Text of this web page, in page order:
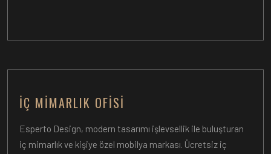
İÇ MIMARLIK OFISI
Esperto Design, modern tasarımı işlevsellik ile buluşturan
iç mimarlık ve kişiye özel mobilya markası. Ücretsiz iç